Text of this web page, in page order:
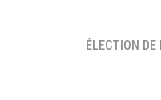
ÉLECTION DE